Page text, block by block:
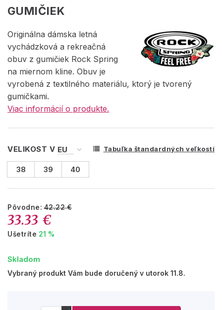
GUMIČIEK
Originálna dámska letná
vychádzková a rekreačná
obuv z gumičiek Rock Spring
na miernom kline. Obuv je
vyrobená z textilného materiálu, ktorý je tvorený
gumičkami.
Viac informácií o produkte.
VELIKOST V Tabuľka štandardných veľkostí
38 39 40
Pôvodne:42.22 €
33.33 €
Ušetríte 21 %
Skladom
Vybraný produkt Vám bude doručený v utorok 11.8.